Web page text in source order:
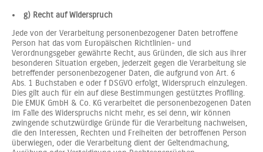
g) Recht auf Widerspruch
Jede von der Verarbeitung personenbezogener Daten betroffene
Person hat das vom Europäischen Richtlinien- und
Verordnungsgeber gewährte Recht, aus Gründen, die sich aus ihrer
besonderen Situation ergeben, jederzeit gegen die Verarbeitung sie
betreffender personenbezogener Daten, die aufgrund von Art. 6
Abs. 1 Buchstaben e oder f DSGVO erfolgt, Widerspruch einzulegen.
Dies gilt auch für ein auf diese Bestimmungen gestütztes Profiling.
Die EMUK GmbH & Co. KG verarbeitet die personenbezogenen Daten
im Falle des Widerspruchs nicht mehr, es sei denn, wir können
zwingende schutzwürdige Gründe für die Verarbeitung nachweisen,
die den Interessen, Rechten und Freiheiten der betroffenen Person
überwiegen, oder die Verarbeitung dient der Geltendmachung,